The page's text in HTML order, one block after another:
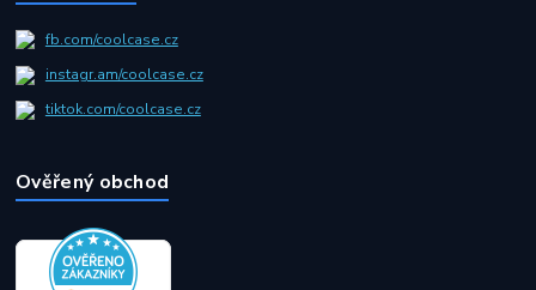
fb.com/coolcase.cz
instagr.am/coolcase.cz
tiktok.com/coolcase.cz
Ověřený obchod